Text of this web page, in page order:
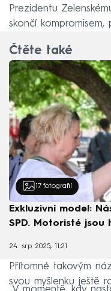
Prezidentu
skončí
Čtěte také
17 fotografií
Exkluzivní model:
SPD. Motoristé
24. srp 2025, 11:21
Přítomné takovým
svou myšlenku ještě